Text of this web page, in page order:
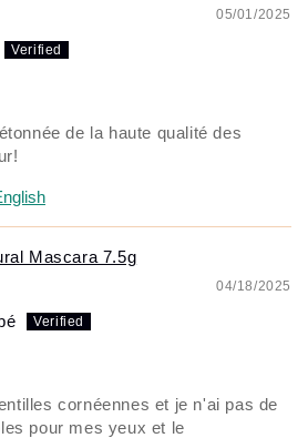
05/01/2025
de la haute qualité des
Mascara 7.5g
04/18/2025
cornéennes et je n'ai pas de
pour mes yeux et le